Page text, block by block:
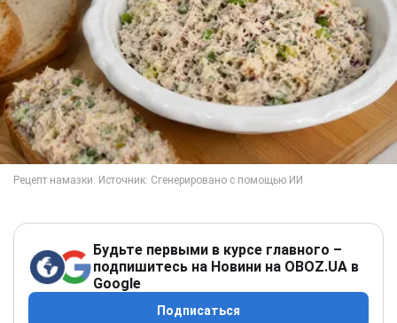
Будьте первыми в курсе главного –
подпишитесь на Новини на OBOZ.UA в
Google
Подписаться